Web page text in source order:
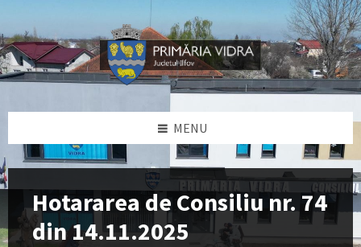
content
left
sidebar
right
sidebar
footer
MENU
Hotararea de Consiliu nr. 74
din 14.11.2025